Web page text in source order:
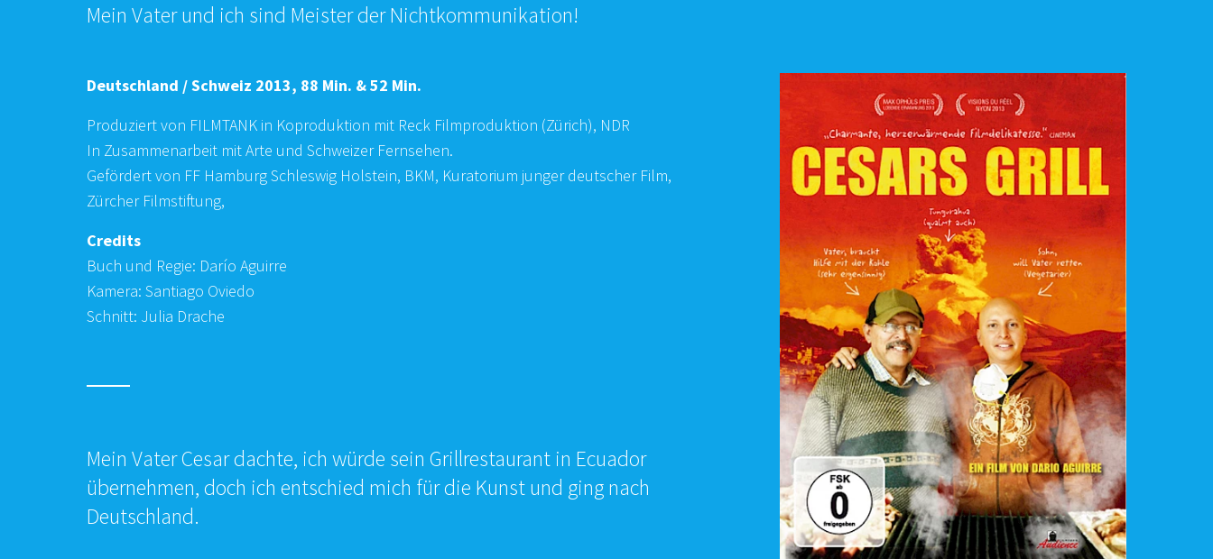
Mein Vater und ich sind Meister der Nichtkommunikation!
Deutschland / Schweiz 2013, 88 Min. & 52 Min.
Produziert von FILMTANK in Koproduktion mit Reck Filmproduktion (Zürich), NDR
In Zusammenarbeit mit Arte und Schweizer Fernsehen.
Gefördert von FF Hamburg Schleswig Holstein, BKM, Kuratorium junger deutscher Film,
Zürcher Filmstiftung,
Credits
Buch und Regie: Darío Aguirre
Kamera: Santiago Oviedo
Schnitt: Julia Drache
Mein Vater Cesar dachte, ich würde sein Grillrestaurant in Ecuador
übernehmen, doch ich entschied mich für die Kunst und ging nach
Deutschland.